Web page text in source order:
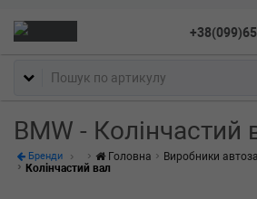
BMW - Колінчастий
Бренди Головна Виробники
Колінчастий вал